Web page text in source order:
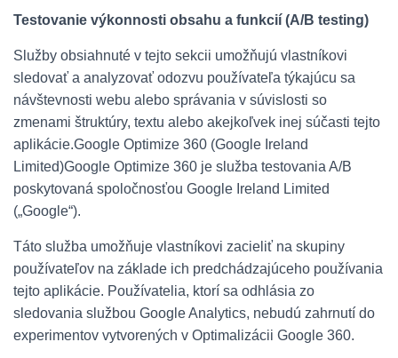
Testovanie výkonnosti obsahu a funkcií (A/B testing)
Služby obsiahnuté v tejto sekcii umožňujú vlastníkovi
sledovať a analyzovať odozvu používateľa týkajúcu sa
návštevnosti webu alebo správania v súvislosti so
zmenami štruktúry, textu alebo akejkoľvek inej súčasti tejto
aplikácie.Google Optimize 360 ​​(Google Ireland
Limited)Google Optimize 360 ​​je služba testovania A/B
poskytovaná spoločnosťou Google Ireland Limited
(„Google“).
Táto služba umožňuje vlastníkovi zacieliť na skupiny
používateľov na základe ich predchádzajúceho používania
tejto aplikácie. Používatelia, ktorí sa odhlásia zo
sledovania službou Google Analytics, nebudú zahrnutí do
experimentov vytvorených v Optimalizácii Google 360.